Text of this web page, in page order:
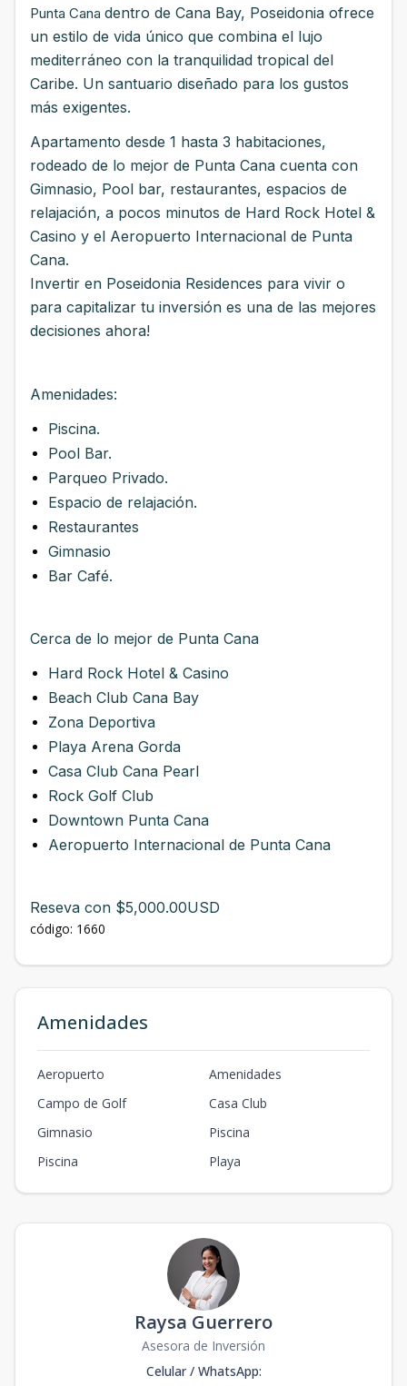
Punta Cana dentro de Cana Bay, Poseidonia ofrece
un estilo de vida único que combina el lujo
mediterráneo con la tranquilidad tropical del
Caribe. Un santuario diseñado para los gustos
más exigentes.
Apartamento desde 1 hasta 3 habitaciones,
rodeado de lo mejor de Punta Cana cuenta con
Gimnasio, Pool bar, restaurantes, espacios de
relajación, a pocos minutos de Hard Rock Hotel &
Casino y el Aeropuerto Internacional de Punta
Cana.
Invertir en Poseidonia Residences para vivir o
para capitalizar tu inversión es una de las mejores
decisiones ahora!
Amenidades:
Piscina.
Pool Bar.
Parqueo Privado.
Espacio de relajación.
Restaurantes
Gimnasio
Bar Café.
Cerca de lo mejor de Punta Cana
Hard Rock Hotel & Casino
Beach Club Cana Bay
Zona Deportiva
Playa Arena Gorda
Casa Club Cana Pearl
Rock Golf Club
Downtown Punta Cana
Aeropuerto Internacional de Punta Cana
Reseva con $5,000.00USD
código: 1660
Amenidades
Aeropuerto
Amenidades
Campo de Golf
Casa Club
Gimnasio
Piscina
Piscina
Playa
Raysa Guerrero
Asesora de Inversión
Celular / WhatsApp: